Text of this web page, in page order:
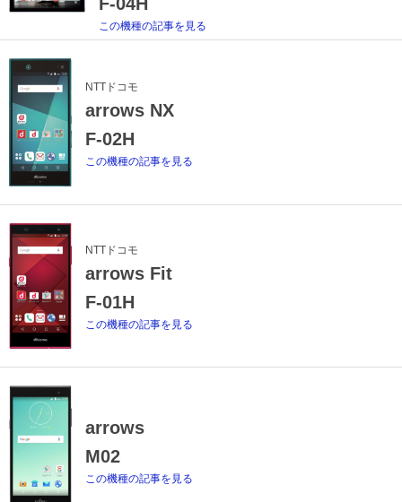
F-04H
この機種の記事を見る
NTTドコモ
arrows NX
F-02H
この機種の記事を見る
NTTドコモ
arrows Fit
F-01H
この機種の記事を見る
arrows
M02
この機種の記事を見る